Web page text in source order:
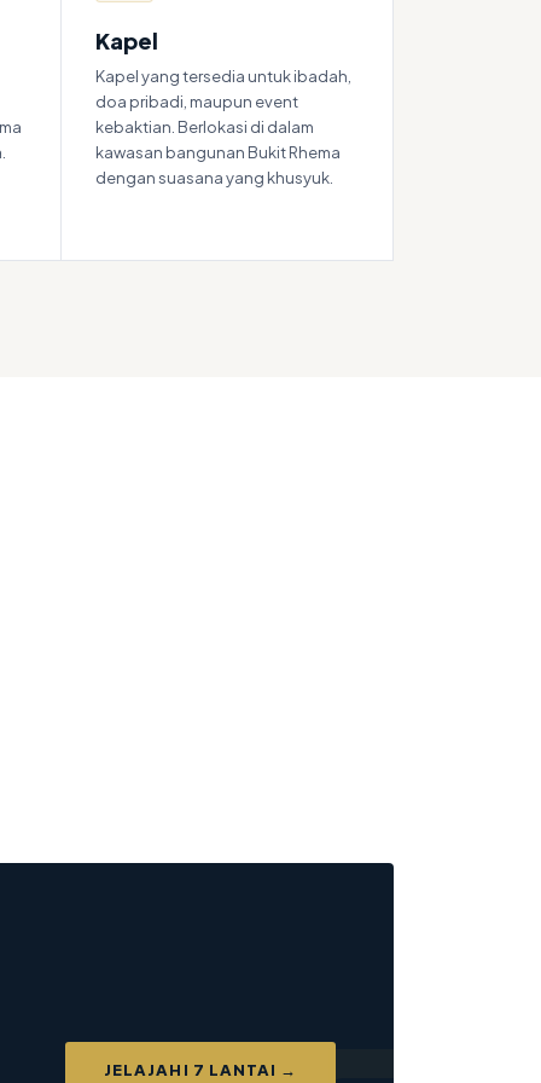
Kapel
Kapel yang tersedia untuk ibadah,
doa pribadi, maupun event
kebaktian. Berlokasi di dalam
kawasan bangunan Bukit Rhema
dengan suasana yang khusyuk.
JELAJAHI 7 LANTAI →